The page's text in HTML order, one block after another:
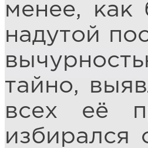
менее, как
надутой
тайно,
всех её
избирался